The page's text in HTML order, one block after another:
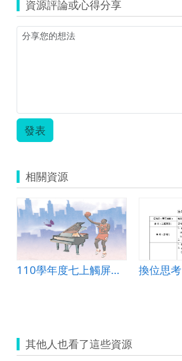
閃.zip
資源評論或心得分享
發表
相關資源
110學年度七上觸屏結合作文課程規畫 換位思考
其他人也看了這些資源